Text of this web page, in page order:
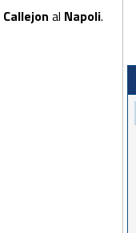
Callejon al Napoli.